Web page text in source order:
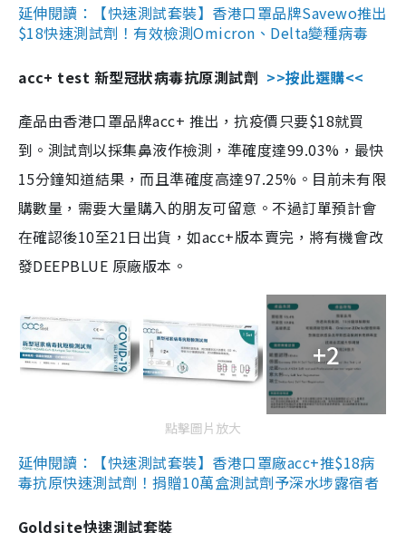
延伸閱讀：【快速測試套裝】香港口罩品牌Savewo推出
$18快速測試劑！有效檢測Omicron、Delta變種病毒
acc+ test 新型冠狀病毒抗原測試劑 >>按此選購<<
產品由香港口罩品牌acc+ 推出，抗疫價只要$18就買
到。測試劑以採集鼻液作檢測，準確度達99.03%，最快
15分鐘知道結果，而且準確度高達97.25%。目前未有限
購數量，需要大量購入的朋友可留意。不過訂單預計會
在確認後10至21日出貨，如acc+版本賣完，將有機會改
發DEEPBLUE 原廠版本。
+2
點擊圖片放大
延伸閱讀：【快速測試套裝】香港口罩廠acc+推$18病
毒抗原快速測試劑！捐贈10萬盒測試劑予深水埗露宿者
Goldsite快速測試套裝